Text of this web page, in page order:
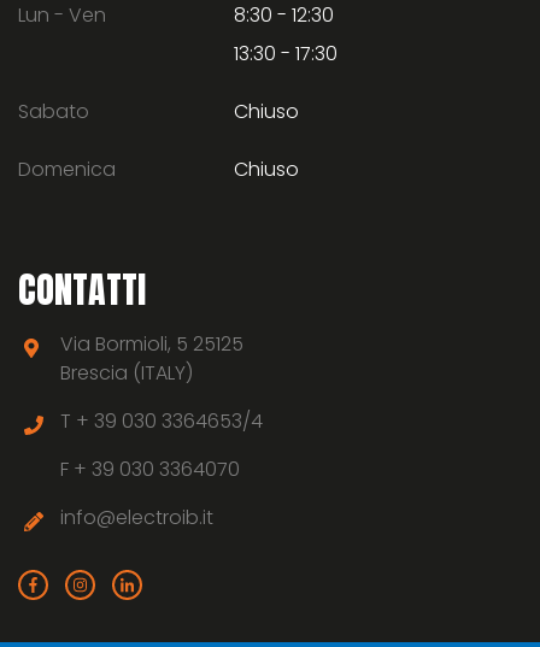
Lun - Ven
8:30 - 12:30
13:30 - 17:30
Sabato Chiuso
Domenica Chiuso
CONTATTI
Via Bormioli, 5 25125
Brescia (ITALY)
T + 39 030 3364653/4
F + 39 030 3364070
info@electroib.it